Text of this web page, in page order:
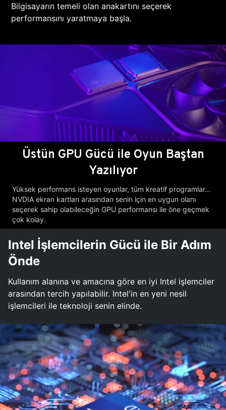
Bilgisayarın temeli olan anakartını seçerek
performansını yaratmaya başla.
Üstün GPU Gücü ile Oyun Baştan
Yazılıyor
Yüksek performans isteyen oyunlar, tüm kreatif programlar...
NVDIA ekran kartları arasından senin için en uygun olanı
seçerek sahip olabileceğin GPU performansı ile öne geçmek
çok kolay.
Intel İşlemcilerin Gücü ile Bir Adım
Önde
Kullanım alanına ve amacına göre en iyi Intel işlemciler
arasından tercih yapılabilir. Intel'in en yeni nesil
işlemcileri ile teknoloji senin elinde.